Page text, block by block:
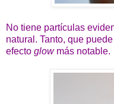
No tiene partículas
natural. Tanto, que
efecto glowmás notable.